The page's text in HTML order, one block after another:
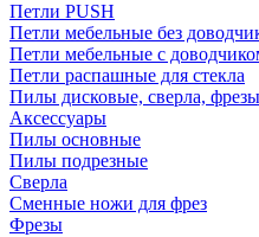
Петли PUSH
Петли мебельные без
Петли мебельные с
Петли распашные для стекла
Пилы дисковые, сверла, фрезы
Аксессуары
Пилы основные
Пилы подрезные
Сверла
Сменные ножи для фрез
Фрезы